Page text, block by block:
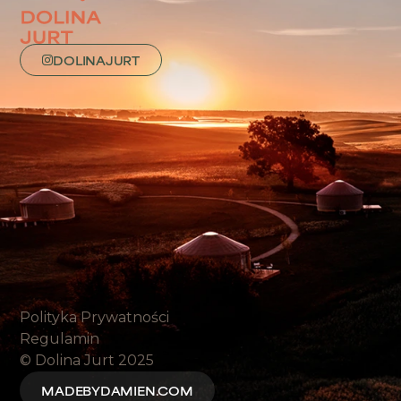
DOLINAJURT
© Dolina Jurt 2025
Regulamin
Polityka Prywatności
MADEBYDAMIEN.COM